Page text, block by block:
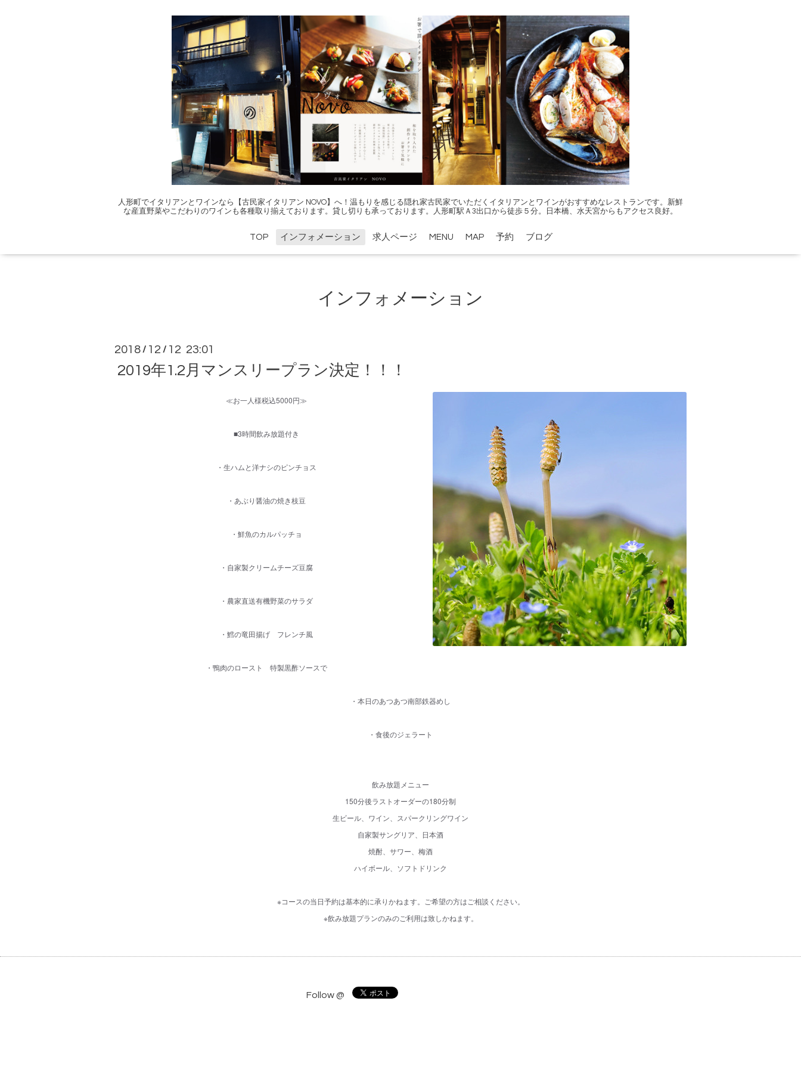
人形町でイタリアンとワインなら【古民家イタリアン NOVO】へ！温もりを感じる隠れ家古民家でいただくイタリアンとワインがおすすめなレストランです。新鮮
な産直野菜やこだわりのワインも各種取り揃えております。貸し切りも承っております。人形町駅Ａ3出口から徒歩５分。日本橋、水天宮からもアクセス良好。
TOP インフォメーション 求人ページ MENU MAP 予約 ブログ
インフォメーション
2018 / 12 / 12 23:01
2019年1.2月マンスリープラン決定！！！
≪お一人様税込5000円≫
■3時間飲み放題付き
・生ハムと洋ナシのピンチョス
・あぶり醤油の焼き枝豆
・鮮魚のカルパッチョ
・自家製クリームチーズ豆腐
・農家直送有機野菜のサラダ
・鱈の竜田揚げ フレンチ風
・鴨肉のロースト 特製黒酢ソースで
・本日のあつあつ南部鉄器めし
・食後のジェラート
飲み放題メニュー
150分後ラストオーダーの180分制
生ビール、ワイン、スパークリングワイン
自家製サングリア、日本酒
焼酎、サワー、梅酒
ハイボール、ソフトドリンク
※コースの当日予約は基本的に承りかねます。ご希望の方はご相談ください。
※飲み放題プランのみのご利用は致しかねます。
Follow @